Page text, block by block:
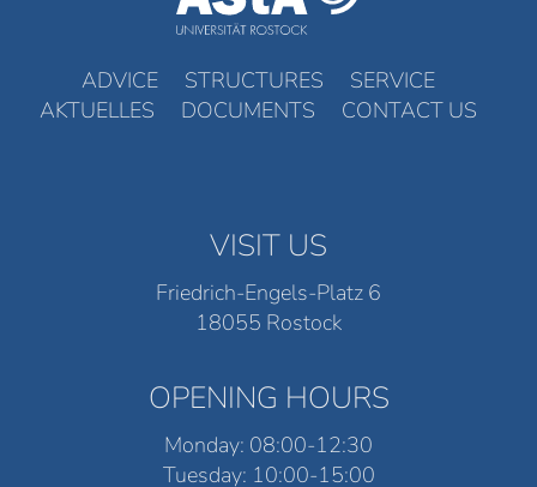
ADVICE STRUCTURES
SERVICE
AKTUELLES
DOCUMENTS CONTACT US
VISIT US
Friedrich-Engels-Platz 6
18055 Rostock
OPENING HOURS
Monday: 08:00-12:30
Tuesday: 10:00-15:00